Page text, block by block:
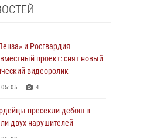
и Росгвардия
проект: снят новый
видеоролик
4
пресекли дебош в
двух нарушителей